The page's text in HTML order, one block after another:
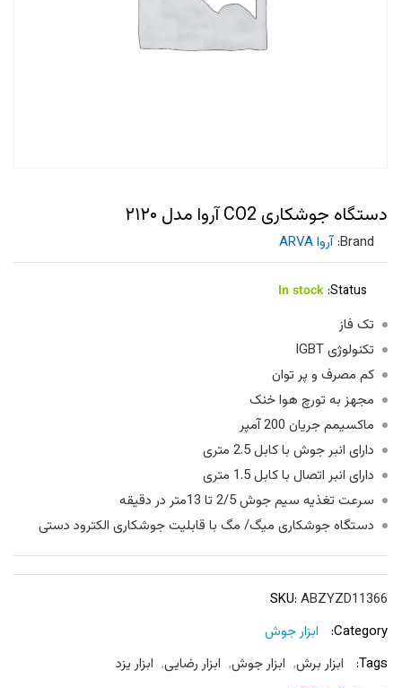
دستگاه جوشکاری CO2 آروا مدل ۲۱۲۰
Brand: آروا ARVA
Status:
In stock
تک فاز
تکنولوژی IGBT
کم مصرف و پر توان
مجهز به تورچ هوا خنک
ماکسیمم جریان 200 آمپر
دارای انبر جوش با کابل 2.5 متری
دارای انبر اتصال با کابل 1.5 متری
سرعت تغذیه سیم جوش 2/5 تا 13متر در دقیقه
دستگاه جوشکاری میگ/ مگ با قابلیت جوشکاری الکترود دستی
SKU: ABZYZD11366
Category:
ابزار جوش
Tags:
ابزار برش, ابزار جوش, ابزار رضایی, ابزار یزد